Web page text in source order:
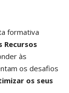
formativa
às
os desafios
os seus